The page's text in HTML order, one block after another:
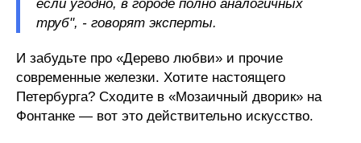
если угодно, в городе полно аналогичных
труб", - говорят эксперты.
И забудьте про «Дерево любви» и прочие
современные железки. Хотите настоящего
Петербурга? Сходите в «Мозаичный дворик» на
Фонтанке — вот это действительно искусство.